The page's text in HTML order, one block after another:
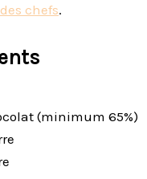
chefs.
(minimum 65%)